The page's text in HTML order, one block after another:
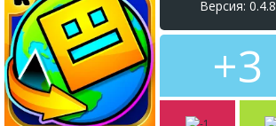
Версия: 0.4.8
+3